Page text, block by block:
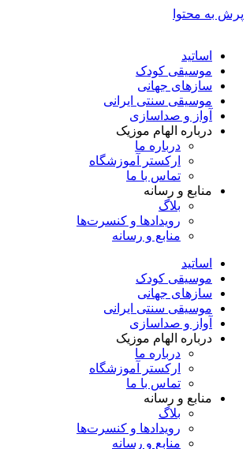
پرش به محتوا
اساتید
موسیقی کودک
سازهای جهانی
موسیقی سنتی ایرانی
آواز و صداسازی
درباره الهام موزیک
درباره ما
ارکستر آموزشگاه
تماس با ما
منابع و رسانه
بلاگ
رویدادها و کنسرت‌ها
منابع و رسانه
اساتید
موسیقی کودک
سازهای جهانی
موسیقی سنتی ایرانی
آواز و صداسازی
درباره الهام موزیک
درباره ما
ارکستر آموزشگاه
تماس با ما
منابع و رسانه
بلاگ
رویدادها و کنسرت‌ها
منابع و رسانه